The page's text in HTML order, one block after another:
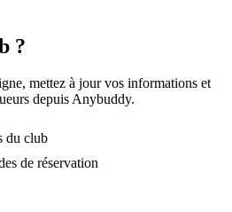
?
mettez à jour vos informations et
depuis Anybuddy.
du club
de réservation